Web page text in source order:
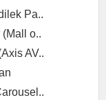
Pa..
o..
AV..